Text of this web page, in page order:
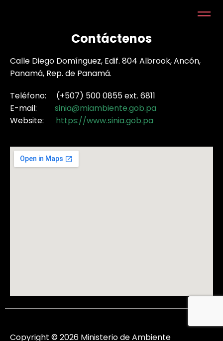
Contáctenos
Calle Diego Domínguez, Edif. 804 Albrook, Ancón,
Panamá, Rep. de Panamá.
Teléfono: (+507) 500 0855 ext. 6811
E-mail: sinia@miambiente.gob.pa
Website: https://www.sinia.gob.pa
Copyright © 2026 Ministerio de Ambiente